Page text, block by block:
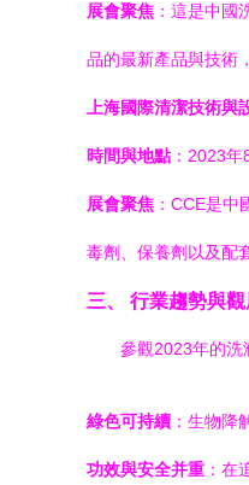
展會聚焦 ：這是中
品的最新產品與技術
上海國際清潔技術與
時間與地點：2023年
展會聚焦 ：CCE是
毒劑、保養劑以及配
三、 行業趨勢與
參觀2023年的洗
綠色可持續 ：生物降
功效與安全并重 ：在